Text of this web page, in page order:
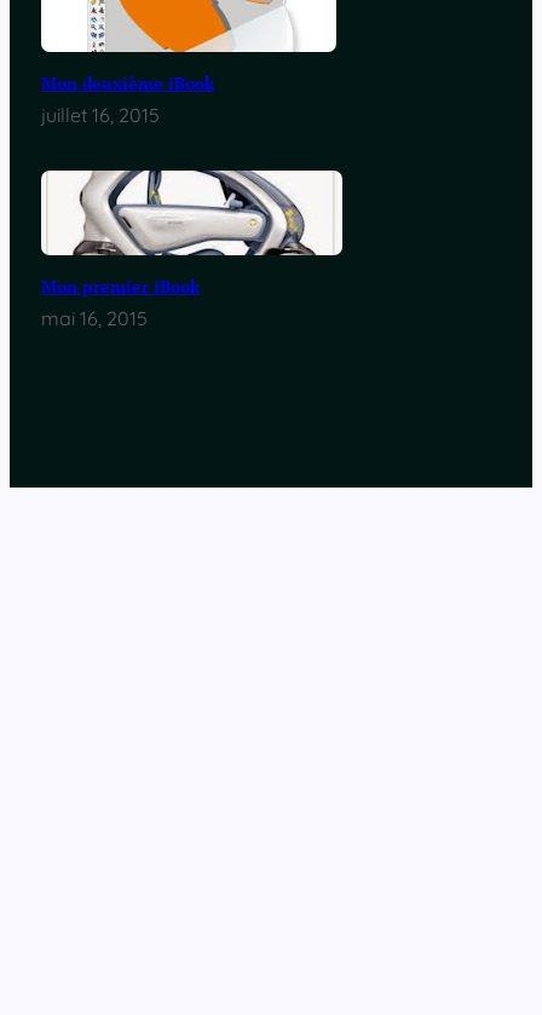
Mon deuxième iBook
juillet 16, 2015
Mon premier iBook
mai 16, 2015